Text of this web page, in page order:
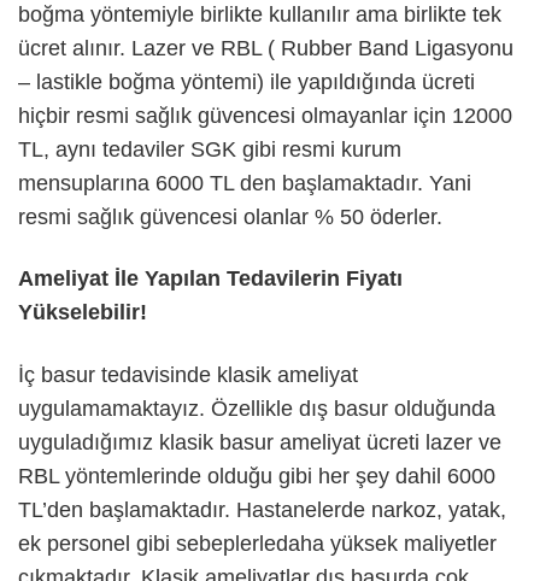
boğma yöntemiyle birlikte kullanılır ama birlikte tek
ücret alınır. Lazer ve RBL ( Rubber Band Ligasyonu
– lastikle boğma yöntemi) ile yapıldığında ücreti
hiçbir resmi sağlık güvencesi olmayanlar için 12000
TL, aynı tedaviler SGK gibi resmi kurum
mensuplarına 6000 TL den başlamaktadır. Yani
resmi sağlık güvencesi olanlar % 50 öderler.
Ameliyat İle Yapılan Tedavilerin Fiyatı
Yükselebilir!
İç basur tedavisinde klasik ameliyat
uygulamamaktayız. Özellikle dış basur olduğunda
uyguladığımız klasik basur ameliyat ücreti lazer ve
RBL yöntemlerinde olduğu gibi her şey dahil 6000
TL’den başlamaktadır. Hastanelerde narkoz, yatak,
ek personel gibi sebeplerledaha yüksek maliyetler